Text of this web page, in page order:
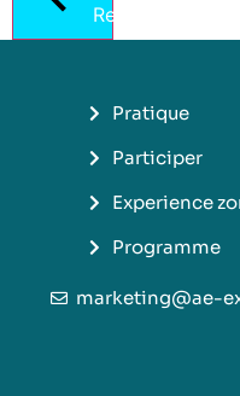
Retour
Pratique
Participer
Experience
Programme
marketing@ae-